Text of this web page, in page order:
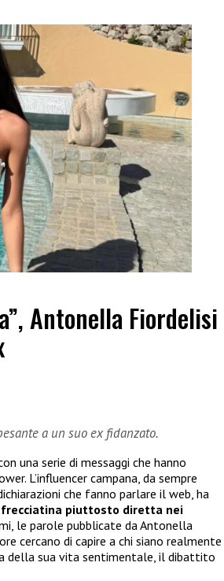
Antonella Fiordelisi
a un suo ex fidanzato.
una serie di messaggi che hanno
L’influencer campana, da sempre
che fanno parlare il web, ha
frecciatina piuttosto diretta nei
le parole pubblicate da Antonella
cercano di capire a chi siano realmente
della sua vita sentimentale, il dibattito